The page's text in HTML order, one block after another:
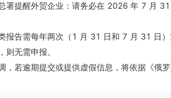
署提醒外贸企业：请务必在 2026 年 7 月
报告需每年两次（1 月 31 日和 7 月 31 日
则无需申报。
，若逾期提交或提供虚假信息，将依据《俄